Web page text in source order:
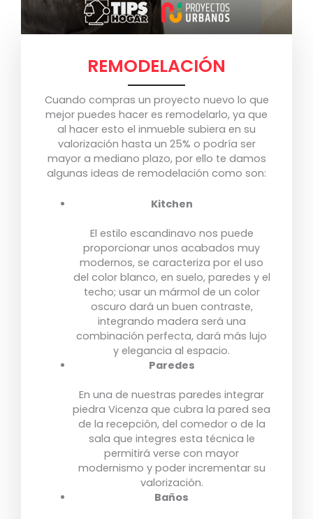
REMODELACIÓN
Cuando compras un proyecto nuevo lo que
mejor puedes hacer es remodelarlo, ya que
al hacer esto el inmueble subiera en su
valorización hasta un 25% o podría ser
mayor a mediano plazo, por ello te damos
algunas ideas de remodelación como son:
Kitchen
El estilo escandinavo nos puede
proporcionar unos acabados muy
modernos, se caracteriza por el uso
del color blanco, en suelo, paredes y el
techo; usar un mármol de un color
oscuro dará un buen contraste,
integrando madera será una
combinación perfecta, dará más lujo
y elegancia al espacio.
Paredes
En una de nuestras paredes integrar
piedra Vicenza que cubra la pared sea
de la recepción, del comedor o de la
sala que integres esta técnica le
permitirá verse con mayor
modernismo y poder incrementar su
valorización.
Baños